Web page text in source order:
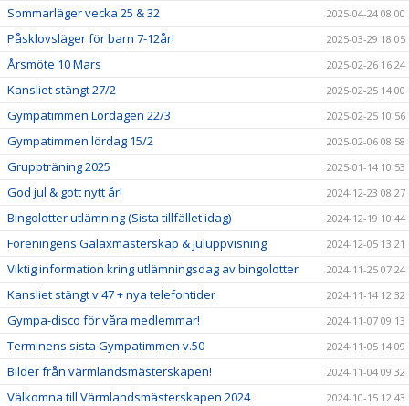
Sommarläger vecka 25 & 32 2025-04-24 08:00
Påsklovsläger för barn 7-12år! 2025-03-29 18:05
Årsmöte 10 Mars 2025-02-26 16:24
Kansliet stängt 27/2 2025-02-25 14:00
Gympatimmen Lördagen 22/3 2025-02-25 10:56
Gympatimmen lördag 15/2 2025-02-06 08:58
Gruppträning 2025 2025-01-14 10:53
God jul & gott nytt år! 2024-12-23 08:27
Bingolotter utlämning (Sista tillfället idag) 2024-12-19 10:44
Föreningens Galaxmästerskap & juluppvisning 2024-12-05 13:21
Viktig information kring utlämningsdag av bingolotter 2024-11-25 07:24
Kansliet stängt v.47 + nya telefontider 2024-11-14 12:32
Gympa-disco för våra medlemmar! 2024-11-07 09:13
Terminens sista Gympatimmen v.50 2024-11-05 14:09
Bilder från värmlandsmästerskapen! 2024-11-04 09:32
Välkomna till Värmlandsmästerskapen 2024 2024-10-15 12:43